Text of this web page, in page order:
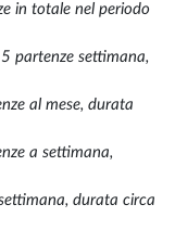
in totale nel periodo
partenze settimana,
al mese, durata
a settimana,
durata circa